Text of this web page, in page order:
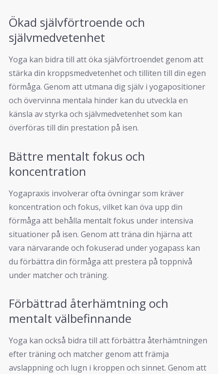
Ökad självförtroende och
självmedvetenhet
Yoga kan bidra till att öka självförtroendet genom att
stärka din kroppsmedvetenhet och tilliten till din egen
förmåga. Genom att utmana dig själv i yogapositioner
och övervinna mentala hinder kan du utveckla en
känsla av styrka och självmedvetenhet som kan
överföras till din prestation på isen.
Bättre mentalt fokus och
koncentration
Yogapraxis involverar ofta övningar som kräver
koncentration och fokus, vilket kan öva upp din
förmåga att behålla mentalt fokus under intensiva
situationer på isen. Genom att träna din hjärna att
vara närvarande och fokuserad under yogapass kan
du förbättra din förmåga att prestera på toppnivå
under matcher och träning.
Förbättrad återhämtning och
mentalt välbefinnande
Yoga kan också bidra till att förbättra återhämtningen
efter träning och matcher genom att främja
avslappning och lugn i kroppen och sinnet. Genom att